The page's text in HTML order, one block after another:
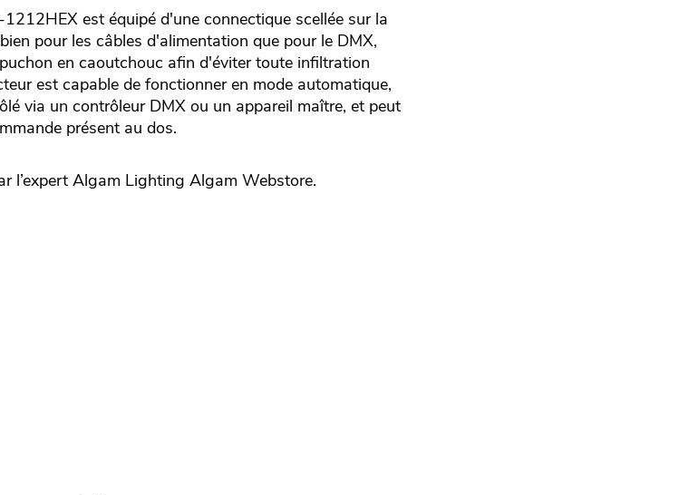
est équipé d'une connectique scellée sur la
pour les câbles d'alimentation que pour le DMX,
en caoutchouc afin d'éviter toute infiltration
est capable de fonctionner en mode automatique,
via un contrôleur DMX ou un appareil maître, et peut
présent au dos.
l’expertAlgam Lighting Algam Webstore.